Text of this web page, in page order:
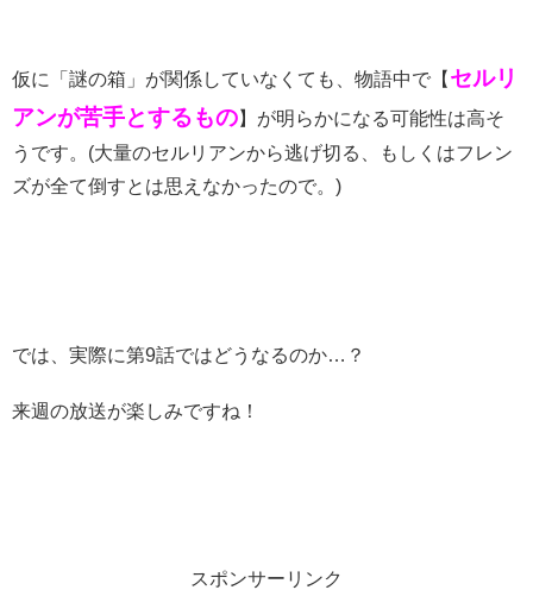
仮に「謎の箱」が関係していなくても、物語中で【 セルリ
アンが苦手とするもの】が明らかになる可能性は高そ
うです。(大量のセルリアンから逃げ切る、もしくはフレン
ズが全て倒すとは思えなかったので。)
では、実際に第9話ではどうなるのか…？
来週の放送が楽しみですね！
スポンサーリンク